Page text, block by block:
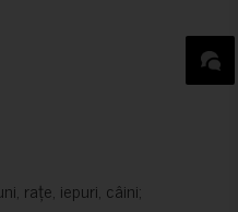
rațe, iepuri, câini;